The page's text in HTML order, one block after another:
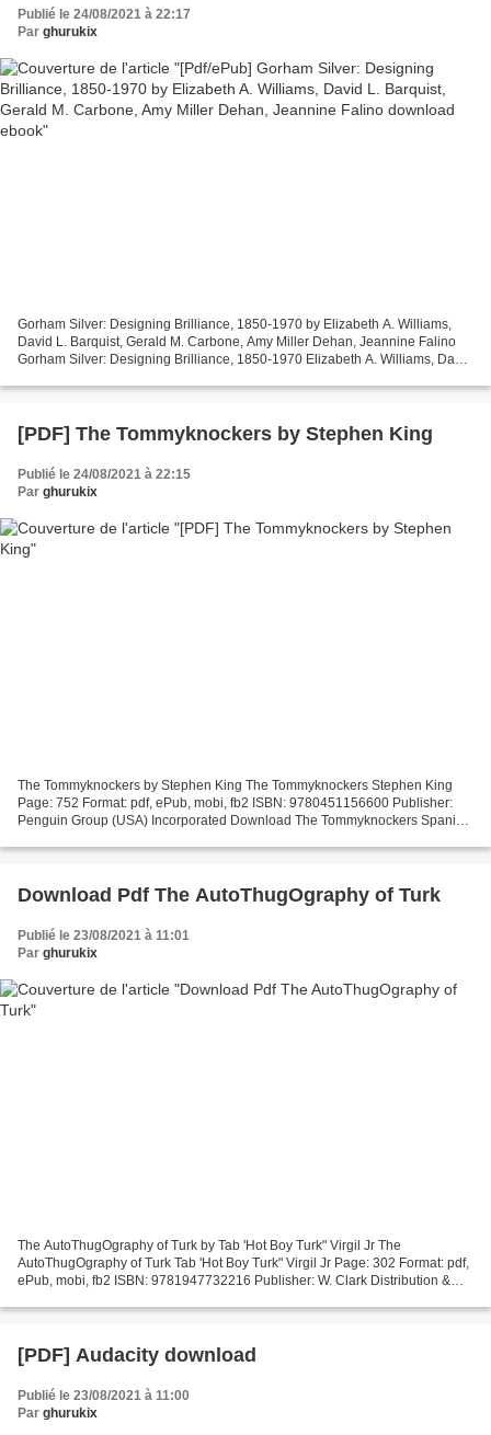
Publié le 24/08/2021 à 22:17
Par ghurukix
Gorham Silver: Designing Brilliance, 1850-1970 by Elizabeth A. Williams,
David L. Barquist, Gerald M. Carbone, Amy Miller Dehan, Jeannine Falino
Gorham Silver: Designing Brilliance, 1850-1970 Elizabeth A. Williams, David
[PDF] The Tommyknockers by Stephen King
Publié le 24/08/2021 à 22:15
Par ghurukix
The Tommyknockers by Stephen King The Tommyknockers Stephen King
Page: 752 Format: pdf, ePub, mobi, fb2 ISBN: 9780451156600 Publisher:
Penguin Group (USA) Incorporated Download The Tommyknockers Spanish
Download Pdf The AutoThugOgraphy of Turk
Publié le 23/08/2021 à 11:01
Par ghurukix
The AutoThugOgraphy of Turk by Tab 'Hot Boy Turk" Virgil Jr The
AutoThugOgraphy of Turk Tab 'Hot Boy Turk" Virgil Jr Page: 302 Format: pdf,
ePub, mobi, fb2 ISBN: 9781947732216 Publisher: W. Clark Distribution &
[PDF] Audacity download
Publié le 23/08/2021 à 11:00
Par ghurukix